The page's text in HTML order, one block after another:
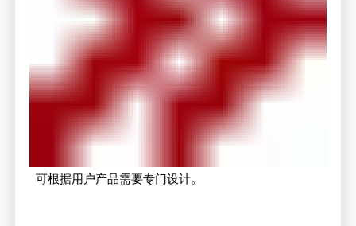
可根据用户产品需要专门设计。